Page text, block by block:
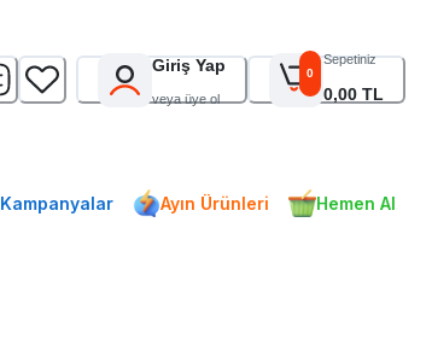
Giriş Yap
veya üye ol
0
Sepetiniz
0,00 TL
Kampanyalar Ayın Ürünleri Hemen Al